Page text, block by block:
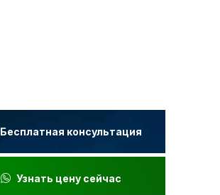
Бесплатная консультация
Узнать цену сейчас